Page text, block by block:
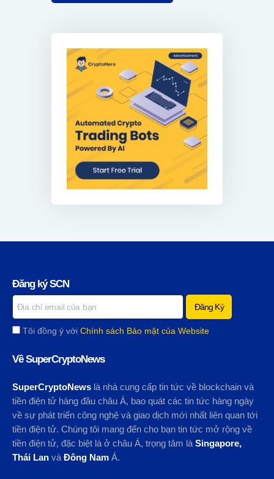
Đăng ký SCN
Tôi đồng ý với Chính sách Bảo mật của Website
Về SuperCryptoNews
SuperCryptoNews là nhà cung cấp tin tức về blockchain và
tiền điện tử hàng đầu châu Á, bao quát các tin tức hàng ngày
về sự phát triển công nghệ và giao dịch mới nhất liên quan tới
tiền điện tử. Chúng tôi mang đến cho bạn tin tức mở rộng về
tiền điện tử, đặc biệt là ở châu Á, trọng tâm là Singapore,
Thái Lan và Đông Nam Á.